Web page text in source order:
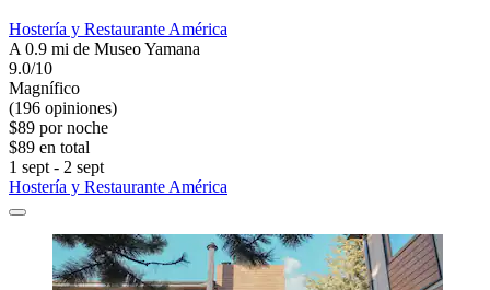
Hostería y Restaurante América
A 0.9 mi de Museo Yamana
9.0/10
Magnífico
(196 opiniones)
$89 por noche
$89 en total
1 sept - 2 sept
Hostería y Restaurante América